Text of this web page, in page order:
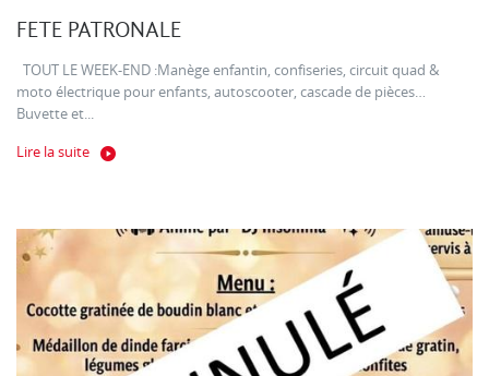
FETE PATRONALE
TOUT LE WEEK-END :Manège enfantin, confiseries, circuit quad &
moto électrique pour enfants, autoscooter, cascade de pièces…
Buvette et...
Lire la suite